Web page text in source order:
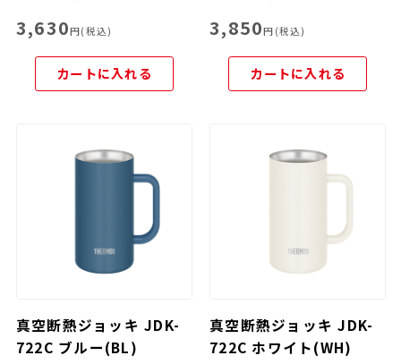
3,630円(税込)
カートに入れる
3,850円(税込)
カートに入れる
真空断熱ジョッキ JDK-
722C ブルー(BL)
真空断熱ジョッキ JDK-
722C ホワイト(WH)